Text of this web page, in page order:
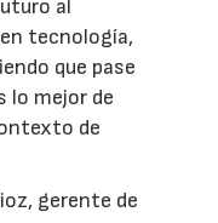
al
tecnología,
que pase
lo mejor de
de
gerente de